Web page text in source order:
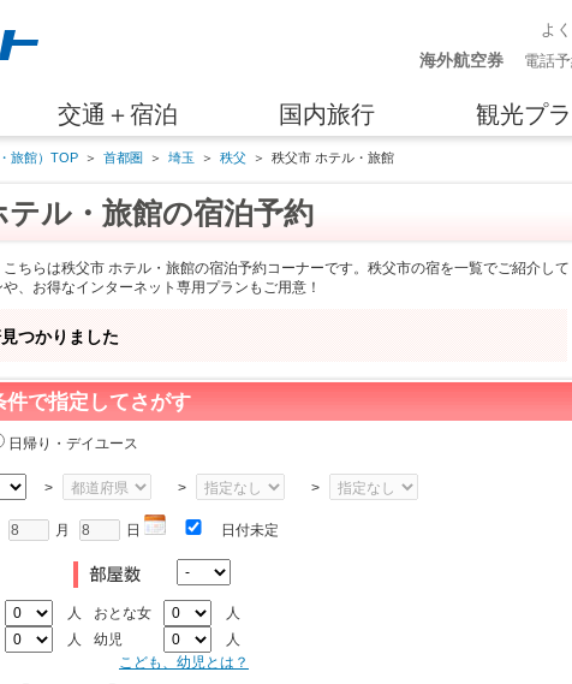
よ
海外航空券 電話
交通＋宿泊 国内旅行 観光プ
旅館）TOP ＞ 首都圏 ＞ 埼玉 ＞ 秩父 ＞ 秩父市 ホテル・旅館
ル・旅館の宿泊予約
ちらは秩父市 ホテル・旅館の宿泊予約コーナーです。秩父市の宿を一覧でご紹介して
、お得なインターネット専用プランもご用意！
つかりました
で指定してさがす
日帰り・デイユース
> > >
月 日 日付未定
人 おとな女
人
人 幼児
人
こども、幼児とは？